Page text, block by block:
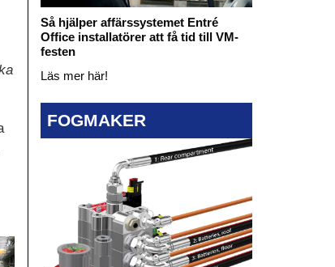
Så hjälper affärssystemet Entré
Office installatörer att få tid till VM-
festen
Läs mer här!
FOGMAKER